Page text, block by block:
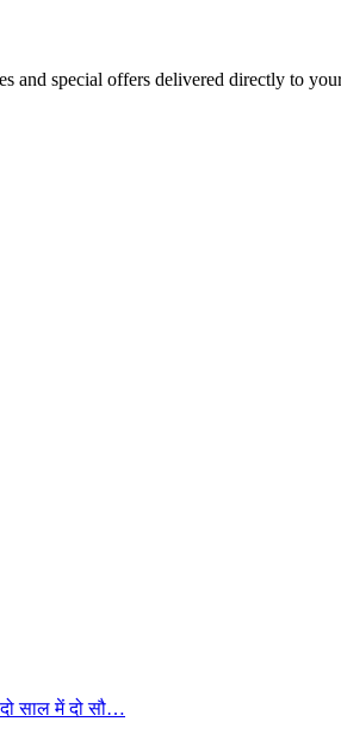
and special offers delivered directly to
साल में दो सौ…